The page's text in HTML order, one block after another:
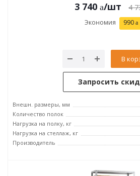
3 740 /шт 4
Экономия 990
В
Запросить
Внешн. размеры, мм
Количество полок
Нагрузка на полку, кг
Нагрузка на стеллаж, кг
Производитель